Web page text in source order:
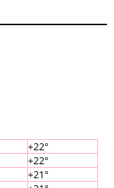
+22°
+22°
+21°